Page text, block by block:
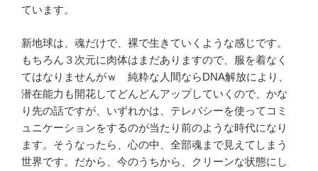
ています。
新地球は、魂だけで、裸で生きていくような感じです。
もちろん３次元に肉体はまだありますので、服を着なく
てはなりませんがｗ 純粋な人間ならDNA解放により、
潜在能力も開花してどんどんアップしていくので、かな
り先の話ですが、いずれかは、テレパシーを使ってコミ
ュニケーションをするのが当たり前のような時代になり
ます。そうなったら、心の中、全部魂まで見えてしまう
世界です。だから、今のうちから、クリーンな状態にし